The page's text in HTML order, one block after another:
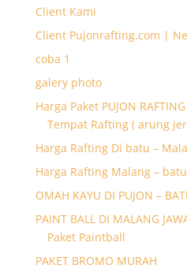
Client Kami
Client Pujonrafting.com |
coba 1
galery photo
Harga Paket PUJON RAFTING
Tempat Rafting ( arung
Harga Rafting Di batu –
Harga Rafting Malang – batu
OMAH KAYU DI PUJON –
PAINT BALL DI MALANG
Paket Paintball
PAKET BROMO MURAH